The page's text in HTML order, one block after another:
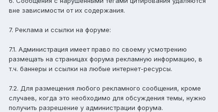
вне зависимости от их содержания.
7. Реклама и ссылки на форуме:
7.1. Администрация имеет право по своему усмотрению
размещать на страницах форума рекламную информацию, в
т.ч. баннеры и ссылки на любые интернет-ресурсы.
7.2. Для размещения любого рекламного сообщения, кроме
случаев, когда это необходимо для обсуждения темы, нужно
получить разрешение у администрации форума.